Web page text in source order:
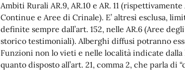
Ambiti Rurali AR.9, AR.10 e AR. 11
Continue e Aree di Crinale). E’ altresì esclusa,
definite sempre dall’art. 152, nelle AR.6 (Aree
storico testimoniali). Alberghi diffusi potranno
Funzioni non lo vieti e nelle località indicate
quanto disposto all’art. 21, comma 2, che parla